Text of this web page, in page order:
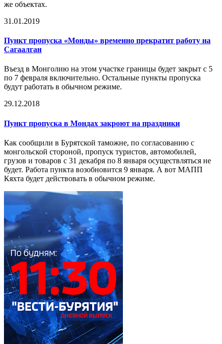
же объектах.
31.01.2019
Пункт пропуска «Монды» временно прекратит работу на
Сагаалган
Въезд в Монголию на этом участке границы будет закрыт с 5
по 7 февраля включительно. Остальные пункты пропуска
будут работать в обычном режиме.
29.12.2018
Пункт пропуска в Мондах закроют на праздники
Как сообщили в Бурятской таможне, по согласованию с
монгольской стороной, пропуск туристов, автомобилей,
грузов и товаров с 31 декабря по 8 января осуществляться не
будет. Работа пункта возобновится 9 января. А вот МАПП
Кяхта будет действовать в обычном режиме.